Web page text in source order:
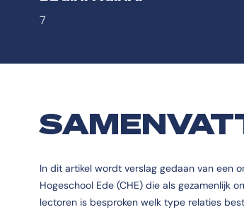
7
In dit artikel wordt verslag gedaan van een
Hogeschool Ede (CHE) die als gezamenlijk
lectoren is besproken welk type relaties